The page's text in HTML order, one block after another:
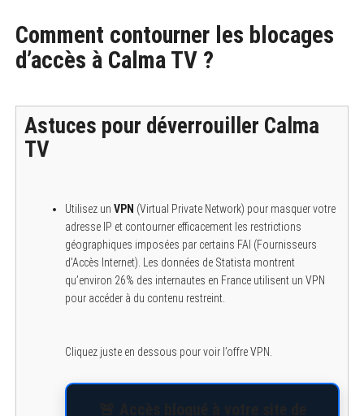
Comment contourner les blocages
d’accès à Calma TV ?
Astuces pour déverrouiller Calma
TV
Utilisez unVPN (Virtual Private Network) pour masquer votre
adresse IP et contourner efficacement les restrictions
géographiques imposées par certains FAI (Fournisseurs
d’Accès Internet). Les données de Statista montrent
qu’environ 26% des internautes en France utilisent un VPN
pour accéder à du contenu restreint.
Cliquez juste en dessous pour voir l’offre VPN.